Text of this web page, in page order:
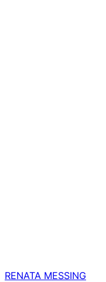
RENATA MESSING